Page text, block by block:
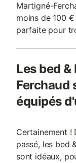
Martigné-
moins de 100
parfaite pour
Les bed
Ferchaud
équipés
Certainement !
passé, les bed
sont idéaux,